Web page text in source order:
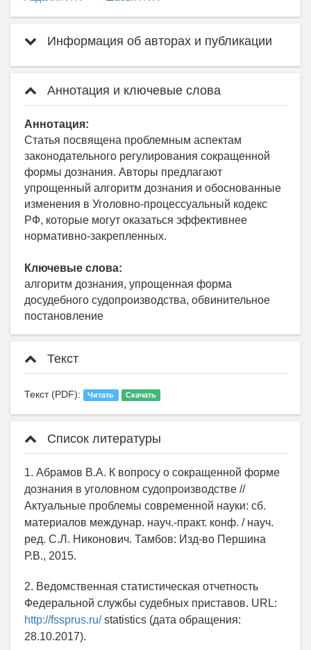
Информация об авторах и публикации
Аннотация и ключевые слова
Аннотация:
Статья посвящена проблемным аспектам
законодательного регулирования сокращенной
формы дознания. Авторы предлагают
упрощенный алгоритм дознания и обоснованные
изменения в Уголовно-процессуальный кодекс
РФ, которые могут оказаться эффективнее
нормативно-закрепленных.
Ключевые слова:
алгоритм дознания, упрощенная форма
досудебного судопроизводства, обвинительное
постановление
Текст
Текст (PDF): Читать Скачать
Список литературы
1. Абрамов В.А. К вопросу о сокращенной форме
дознания в уголовном судопроизводстве //
Актуальные проблемы современной науки: сб.
материалов междунар. науч.-практ. конф. / науч.
ред. С.Л. Никонович. Тамбов: Изд-во Першина
Р.В., 2015.
2. Ведомственная статистическая отчетность
Федеральной службы судебных приставов. URL:
http://fssprus.ru/statistics (дата обращения:
28.10.2017).